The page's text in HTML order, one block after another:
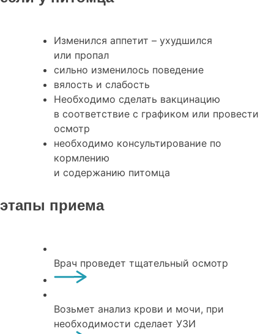
Изменился аппетит – ухудшился
или пропал
сильно изменилось поведение
вялость и слабость
Необходимо сделать вакцинацию
в соответствие с графиком или провести
осмотр
необходимо консультирование по
кормлению
и содержанию питомца
этапы приема
Врач проведет тщательный осмотр
Возьмет анализ крови и мочи, при
необходимости сделает УЗИ